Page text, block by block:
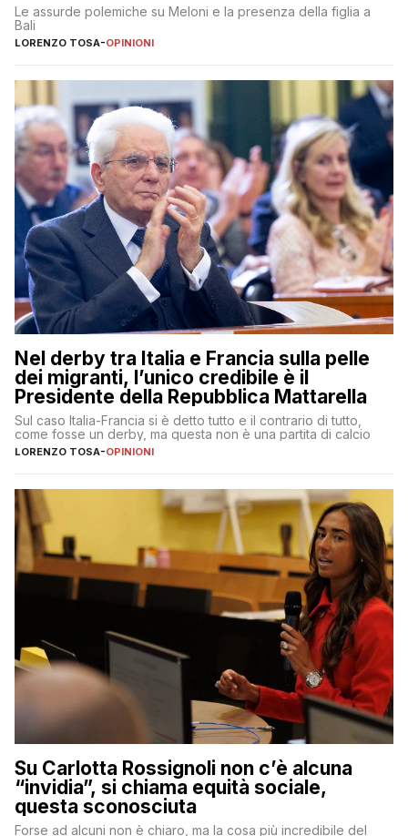
Le assurde polemiche su Meloni e la presenza della figlia a
Bali
LORENZO TOSA-OPINIONI
Nel derby tra Italia e Francia sulla pelle
dei migranti, l’unico credibile è il
Presidente della Repubblica Mattarella
Sul caso Italia-Francia si è detto tutto e il contrario di tutto,
come fosse un derby, ma questa non è una partita di calcio
LORENZO TOSA-OPINIONI
Su Carlotta Rossignoli non c’è alcuna
“invidia”, si chiama equità sociale,
questa sconosciuta
Forse ad alcuni non è chiaro, ma la cosa più incredibile del